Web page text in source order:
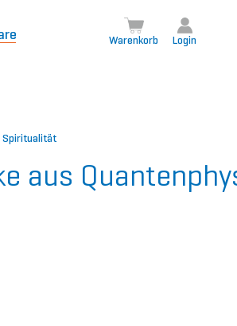
Warenkorb Login
Spiritualität
aus